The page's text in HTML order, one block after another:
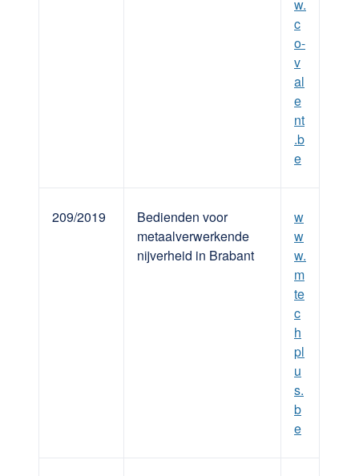
w.
c
o-
v
al
e
nt
.b
e
209/2019
Bedienden voor
metaalverwerkende
nijverheid in Brabant
w
w
w.
m
te
c
h
pl
u
s.
b
e